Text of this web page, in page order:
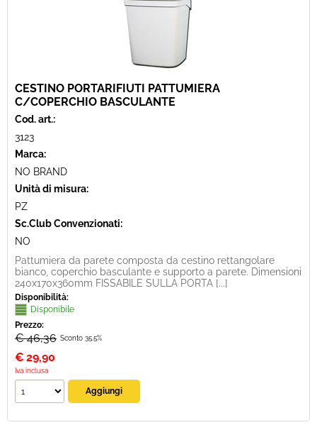
CESTINO PORTARIFIUTI PATTUMIERA
C/COPERCHIO BASCULANTE
Cod. art.:
3123
Marca:
NO BRAND
Unità di misura:
PZ
Sc.Club Convenzionati:
NO
Pattumiera da parete composta da cestino rettangolare
bianco, coperchio basculante e supporto a parete. Dimensioni
240x170x360mm FISSABILE SULLA PORTA [...]
Disponibilità:
Disponibile
Prezzo:
€ 46,36 Sconto 35.5%
€ 29,90
Iva inclusa